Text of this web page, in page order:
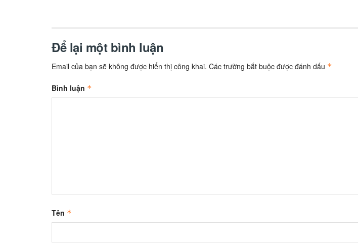
Để lại một bình luận
Email của bạn sẽ không được hiển thị công khai. Các trường bắt buộc được đánh dấu *
Bình luận *
Tên *